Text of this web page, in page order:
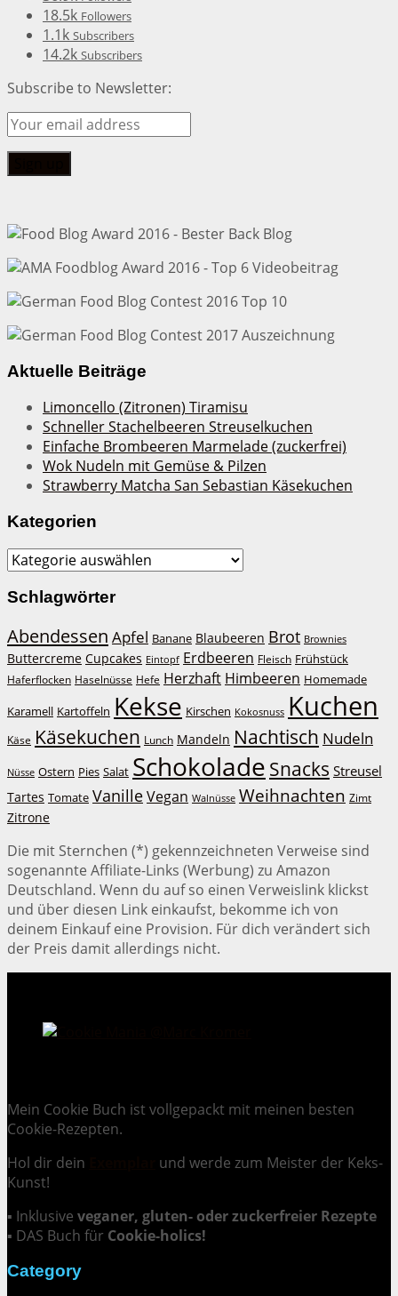
18.5k Followers
1.1k Subscribers
14.2k Subscribers
Subscribe to Newsletter:
Aktuelle Beiträge
Limoncello (Zitronen) Tiramisu
Schneller Stachelbeeren Streuselkuchen
Einfache Brombeeren Marmelade (zuckerfrei)
Wok Nudeln mit Gemüse & Pilzen
Strawberry Matcha San Sebastian Käsekuchen
Kategorien
Kategorien
Schlagwörter
Abendessen Apfel Banane Blaubeeren Brot Brownies
Buttercreme Cupcakes Eintopf Erdbeeren Fleisch Frühstück
Haferflocken Haselnüsse Hefe Herzhaft Himbeeren Homemade
Karamell Kartoffeln Kekse Kirschen Kokosnuss Kuchen
Käse Käsekuchen Lunch Mandeln Nachtisch Nudeln
Nüsse Ostern Pies Salat Schokolade Snacks Streusel
Tartes Tomate VanilleVegan Walnüsse Weihnachten Zimt
Zitrone
Die mit Sternchen (*) gekennzeichneten Verweise sind
sogenannte Affiliate-Links (Werbung) zu Amazon
Deutschland. Wenn du auf so einen Verweislink klickst
und über diesen Link einkaufst, bekomme ich von
deinem Einkauf eine Provision. Für dich verändert sich
der Preis damit allerdings nicht.
Mein Cookie Buch ist vollgepackt mit meinen besten
Cookie-Rezepten.
Hol dir dein
und werde zum Meister der Keks-
Kunst!
▪ Inklusive veganer, gluten- oder zuckerfreier Rezepte
▪ DAS Buch für Cookie-holics!
Category